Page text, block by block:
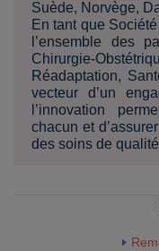
Suède, Norvège,
En tant que
l’ensemble des
Chirurgie-
Réadaptation,
vecteur d’un
l’innovation
chacun et
des soins de